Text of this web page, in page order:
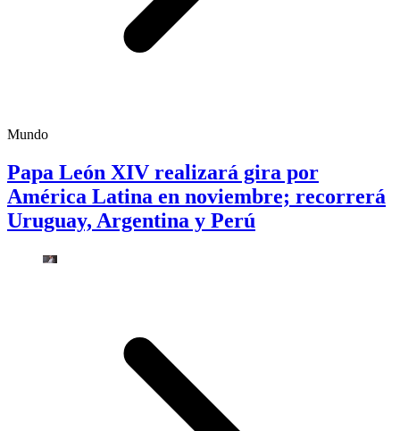
Mundo
Papa León XIV realizará gira por
América Latina en noviembre; recorrerá
Uruguay, Argentina y Perú